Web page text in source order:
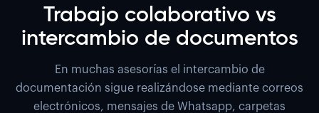
Trabajo colaborativo vs
intercambio de documentos
En muchas asesorías el intercambio de
documentación sigue realizándose mediante correos
electrónicos, mensajes de Whatsapp, carpetas